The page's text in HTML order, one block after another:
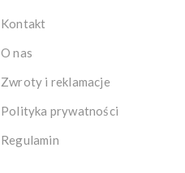
Kontakt
O nas
Zwroty i reklamacje
Polityka prywatności
Regulamin